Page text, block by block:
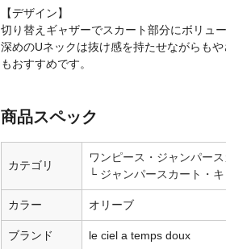
【デザイン】
切り替えギャザーでスカート部分にボリュ
深めのUネックは抜け感を持たせながらも
もおすすめです。
商品スペック
カテゴリ
ワンピース・ジャンパース
ジャンパースカート・
カラー オリーブ
ブランド le ciel a temps doux